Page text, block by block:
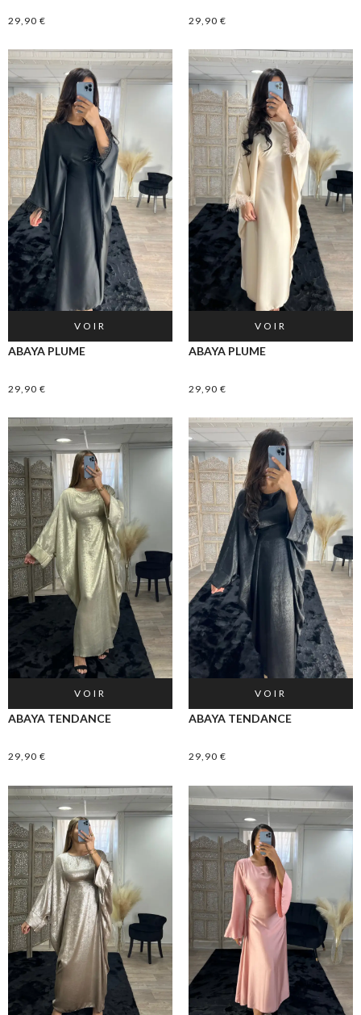
29,90 € 29,90 €
VOIR
ABAYA PLUME
29,90 €
VOIR
ABAYA PLUME
29,90 €
VOIR
ABAYA TENDANCE
29,90 €
VOIR
ABAYA TENDANCE
29,90 €